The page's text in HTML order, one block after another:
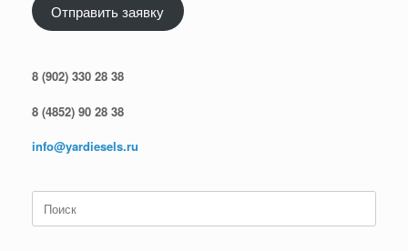
Отправить заявку
8 (902) 330 28 38
8 (4852) 90 28 38
info@yardiesels.ru
по: